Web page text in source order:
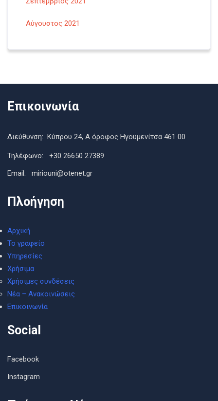
Αύγουστος 2021
Επικοινωνία
Διεύθυνση: Κύπρου 24, Α όροφος Ηγουμενίτσα 461 00
Τηλέφωνο: +30 26650 27389
Εmail: miriouni@otenet.gr
Πλοήγηση
Αρχική
Το γραφείο
Υπηρεσίες
Χρήσιμα
Χρήσιμες συνδέσεις
Νέα – Ανακοινώσεις
Επικοινωνία
Social
Facebook
Instagram